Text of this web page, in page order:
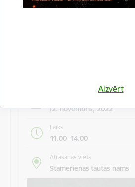
Aizvērt
12. novembris, 2022
Laiks
11.00–14.00
Atrašanās vieta
Stāmerienas tautas nams